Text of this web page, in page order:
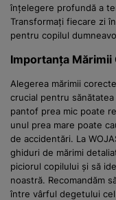
înțelegere profundă a
Transformați fiecare zi
pentru copilul
Importanța Mărimii
Alegerea mărimii
crucial pentru
pantof prea mic poate
unul prea mare poate
de accidentări. La
ghiduri de mărimi
piciorul copilului și să
noastră. Recomandăm
între vârful degetului